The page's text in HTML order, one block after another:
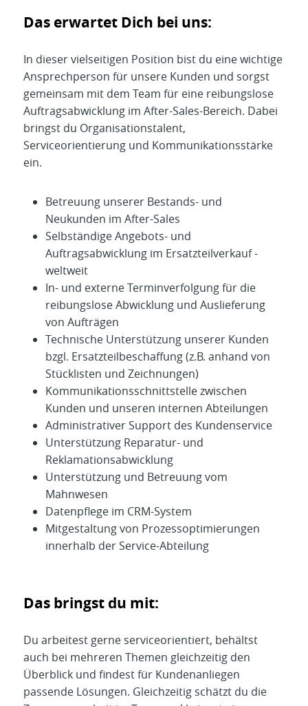
Das erwartet Dich bei uns:
In dieser vielseitigen Position bist du eine wichtige
Ansprechperson für unsere Kunden und sorgst
gemeinsam mit dem Team für eine reibungslose
Auftragsabwicklung im After-Sales-Bereich. Dabei
bringst du Organisationstalent,
Serviceorientierung und Kommunikationsstärke
ein.
Betreuung unserer Bestands- und
Neukunden im After-Sales
Selbständige Angebots- und
Auftragsabwicklung im Ersatzteilverkauf -
weltweit
In- und externe Terminverfolgung für die
reibungslose Abwicklung und Auslieferung
von Aufträgen
Technische Unterstützung unserer Kunden
bzgl. Ersatzteilbeschaffung (z.B. anhand von
Stücklisten und Zeichnungen)
Kommunikationsschnittstelle zwischen
Kunden und unseren internen Abteilungen
Administrativer Support des Kundenservice
Unterstützung Reparatur- und
Reklamationsabwicklung
Unterstützung und Betreuung vom
Mahnwesen
Datenpflege im CRM-System
Mitgestaltung von Prozessoptimierungen
innerhalb der Service-Abteilung
Das bringst du mit:
Du arbeitest gerne serviceorientiert, behältst
auch bei mehreren Themen gleichzeitig den
Überblick und findest für Kundenanliegen
passende Lösungen. Gleichzeitig schätzt du die